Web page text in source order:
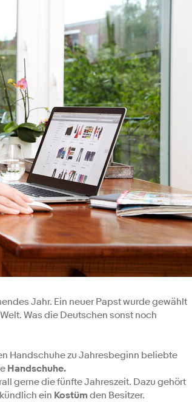
Jahr. Ein neuer Papst wurde gewählt
Was die Deutschen sonst noch
Handschuhe zu Jahresbeginn beliebte
Handschuhe.
gerne die fünfte Jahreszeit. Dazu gehört
ein Kostüm den Besitzer.